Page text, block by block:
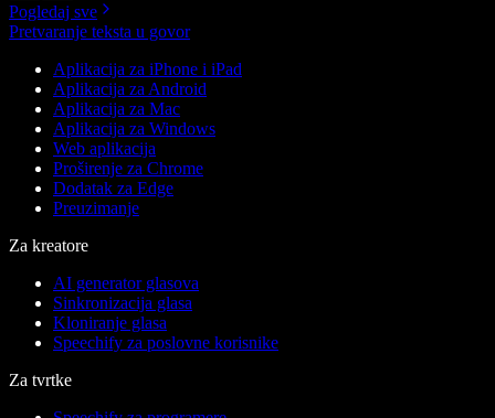
Pogledaj sve
Pretvaranje teksta u govor
Aplikacija za iPhone i iPad
Aplikacija za Android
Aplikacija za Mac
Aplikacija za Windows
Web aplikacija
Proširenje za Chrome
Dodatak za Edge
Preuzimanje
Za kreatore
AI generator glasova
Sinkronizacija glasa
Kloniranje glasa
Speechify za poslovne korisnike
Za tvrtke